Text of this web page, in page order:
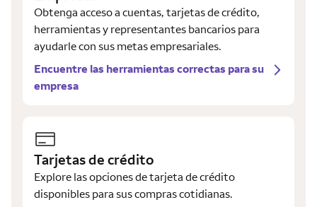
Obtenga acceso a cuentas, tarjetas de crédito,
herramientas y representantes bancarios para
ayudarle con sus metas empresariales.
Encuentre las herramientas correctas para su
empresa
Tarjetas de crédito
Explore las opciones de tarjeta de crédito
disponibles para sus compras cotidianas.